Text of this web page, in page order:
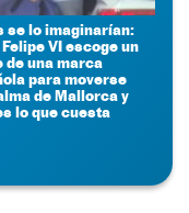
se lo imaginarían:
VI escoge un
de una marca
para moverse
de Mallorca y
lo que cuesta